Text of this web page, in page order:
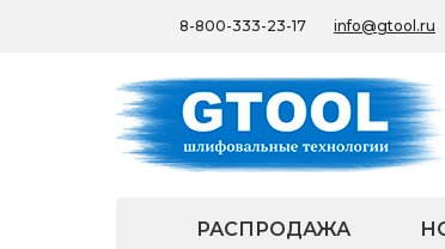
8-800-333-23-17 info@gtool.ru
РАСПРОДАЖА